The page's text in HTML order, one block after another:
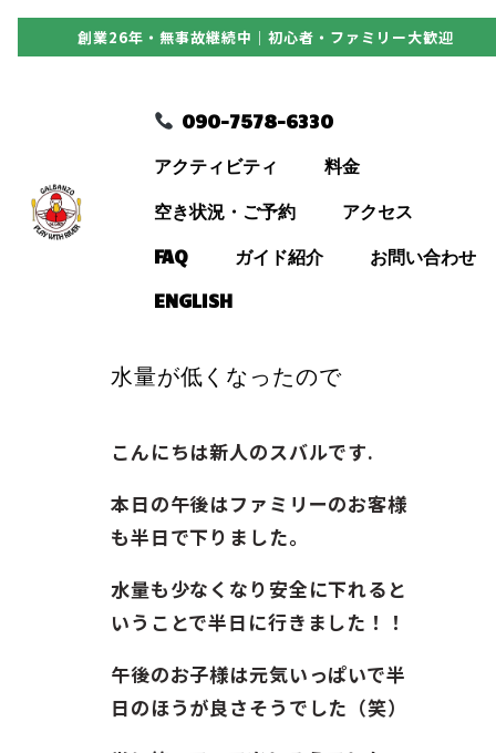
創業26年・無事故継続中｜初心者・ファミリー大歓迎
090-7578-6330
アクティビティ 料金
空き状況・ご予約 アクセス
FAQ ガイド紹介 お問い合わせ
ENGLISH
アクティビティ
料金
ガイド紹介
ENGLISH
水量が低くなったので
こんにちは新人のスバルです.
本日の午後はファミリーのお客様
も半日で下りました。
水量も少なくなり安全に下れると
いうことで半日に行きました！！
午後のお子様は元気いっぱいで半
日のほうが良さそうでした（笑）